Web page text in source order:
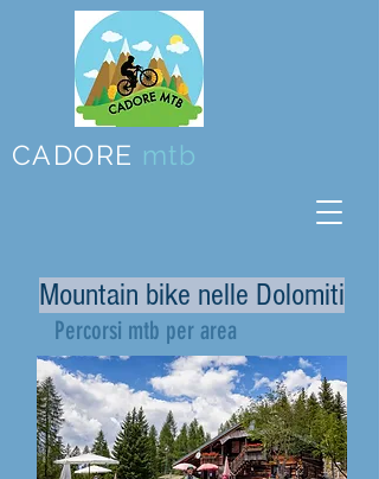
CADORE mtb
Mountain bike nelle Dolomiti
Percorsi mtb per area